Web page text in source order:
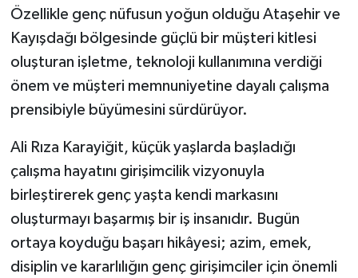
Özellikle genç nüfusun yoğun olduğu Ataşehir ve
Kayışdağı bölgesinde güçlü bir müşteri kitlesi
oluşturan işletme, teknoloji kullanımına verdiği
önem ve müşteri memnuniyetine dayalı çalışma
prensibiyle büyümesini sürdürüyor.
Ali Rıza Karayiğit, küçük yaşlarda başladığı
çalışma hayatını girişimcilik vizyonuyla
birleştirerek genç yaşta kendi markasını
oluşturmayı başarmış bir iş insanıdır. Bugün
ortaya koyduğu başarı hikâyesi; azim, emek,
disiplin ve kararlılığın genç girişimciler için önemli